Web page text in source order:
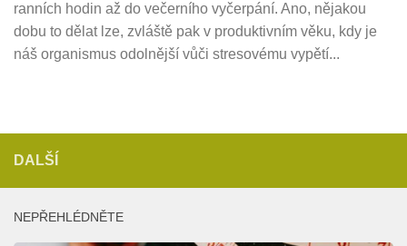
ranních hodin až do večerního vyčerpání. Ano, nějakou
dobu to dělat lze, zvláště pak v produktivním věku, kdy je
náš organismus odolnější vůči stresovému vypětí...
DALŠÍ
NEPŘEHLÉDNĚTE